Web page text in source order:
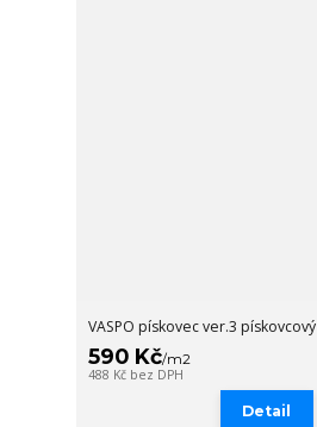
VASPO pískovec ver.3 pískovcový
590 Kč/m2
488 Kč bez DPH
Detail